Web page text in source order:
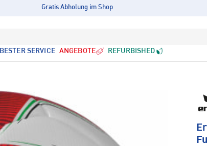
Gratis Abholung im Shop
BESTER SERVICE ANGEBOTE REFURBISHED